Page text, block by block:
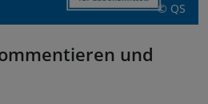
© QS
und